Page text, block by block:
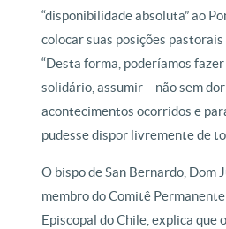
“disponibilidade absoluta” ao
colocar suas posições pastorais
“Desta forma, poderíamos
solidário, assumir – não sem
acontecimentos ocorridos e
pudesse dispor livremente de
O bispo de San Bernardo, Dom
membro do Comitê
Episcopal do Chile, explica que